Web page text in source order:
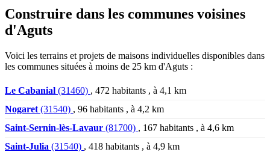
Construire dans les communes voisines
d'Aguts
Voici les terrains et projets de maisons individuelles disponibles dans
les communes situées à moins de 25 km d'Aguts :
Le Cabanial (31460) , 472 habitants , à 4,1 km
Nogaret (31540) , 96 habitants , à 4,2 km
Saint-Sernin-lès-Lavaur (81700) , 167 habitants , à 4,6 km
Saint-Julia (31540) , 418 habitants , à 4,9 km